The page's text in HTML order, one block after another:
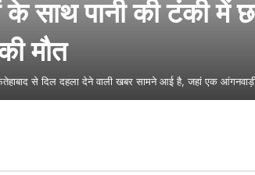
के साथ पानी की टंकी में
मौत
से दिल दहला देने वाली खबर सामने आई है, जहां एक